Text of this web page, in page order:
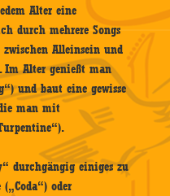
Alter eine
durch mehrere Songs
zwischen Alleinsein und
Im Alter genießt man
und baut eine gewisse
man mit
durchgängig einiges zu
oder